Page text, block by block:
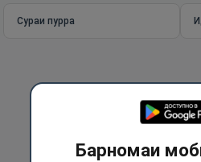
Сураи пурра
Барномаи